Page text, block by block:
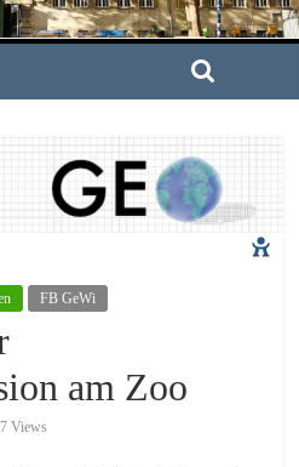
FB GeWi
am Zoo
Views